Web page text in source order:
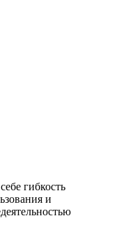
гибкость
и